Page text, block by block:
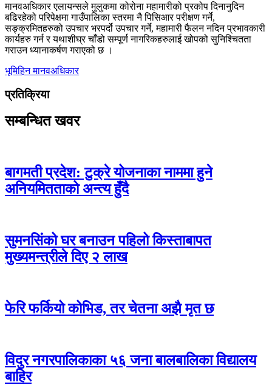
मानवअधिकार एलायन्सले मुलुकमा कोरोना महामारीको प्रकोप दिनानुदिन
बढिरहेको परिपेक्षमा गाउँपालिका स्तरमा नै पिसिआर परीक्षण गर्ने,
सङ्क्रमितहरुको उपचार भरपर्दो उपचार गर्ने, महामारी फैलन नदिन प्रभावकारी
कार्यहरु गर्न र यथाशीघ्र चाँडो सम्पूर्ण नागरिकहरुलाई खोपको सुनिश्चितता
गराउन ध्यानाकर्षण गराएको छ ।
भूमिहिनमानवअधिकार
प्रतिक्रिया
सम्बन्धित खवर
बागमती प्रदेश: टुक्रे योजनाका नाममा हुने
अनियमितताको अन्त्य हुँदै
सुमनसिंको घर बनाउन पहिलो किस्ताबापत
मुख्यमन्त्रीले दिए २ लाख
फेरि फर्कियो कोभिड, तर चेतना अझै मृत छ
विदुर नगरपालिकाका ५६ जना बालबालिका विद्यालय
बाहिर